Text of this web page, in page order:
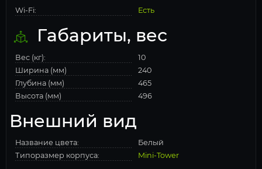
Wi-Fi: Есть
Габариты, вес
Вес (кг):
10
Ширина (мм)
240
Глубина (мм)
465
Высота (мм)
496
Внешний вид
Название цвета:
Белый
Типоразмер корпуса:
Mini-Tower